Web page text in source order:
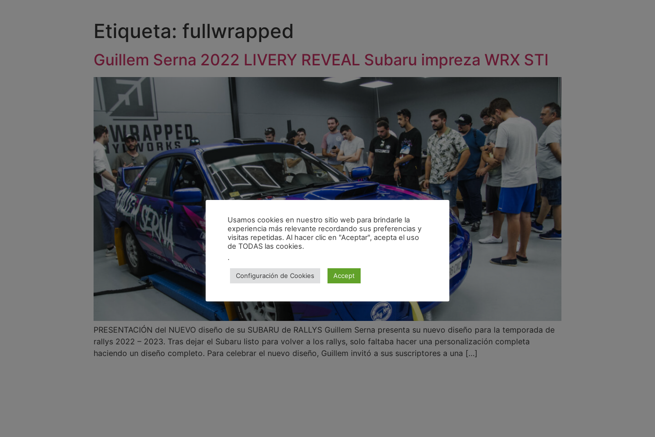
Etiqueta: fullwrapped
Guillem Serna 2022 LIVERY REVEAL Subaru impreza WRX STI
PRESENTACIÓN del NUEVO diseño de su SUBARU de RALLYS Guillem Serna presenta su nuevo diseño para la temporada de
rallys 2022 – 2023. Tras dejar el Subaru listo para volver a los rallys, solo faltaba hacer una personalización completa
haciendo un diseño completo. Para celebrar el nuevo diseño, Guillem invitó a sus suscriptores a una […]
Usamos cookies en nuestro sitio web para brindarle la
experiencia más relevante recordando sus preferencias y
visitas repetidas. Al hacer clic en "Aceptar", acepta el uso
de TODAS las cookies.
.
Configuración de Cookies Accept